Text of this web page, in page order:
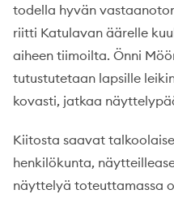
todella hyvän
riitti Katulavan äärelle
aiheen tiimoilta. Önni
tutustutetaan lapsille
kovasti, jatkaa
Kiitosta saavat
henkilökunta,
näyttelyä toteuttamassa